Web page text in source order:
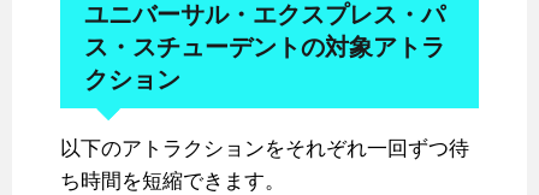
ユニバーサル・エクスプレス・パ
ス・スチューデントの対象アトラ
クション
以下のアトラクションをそれぞれ一回ずつ待
ち時間を短縮できます。